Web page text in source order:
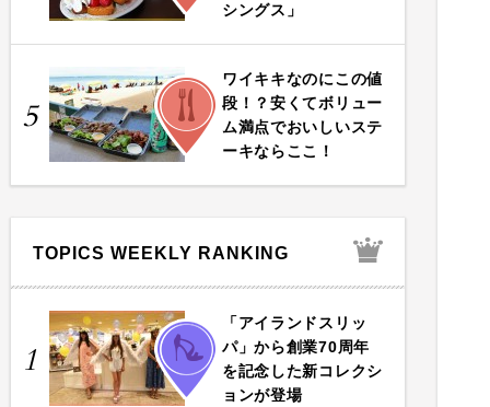
シングス」
5
FOOD
ワイキキなのにこの値
段！？安くてボリュー
ム満点でおいしいステ
ーキならここ！
TOPICS WEEKLY RANKING
1
FASHION
「アイランドスリッ
パ」から創業70周年
を記念した新コレクシ
ョンが登場